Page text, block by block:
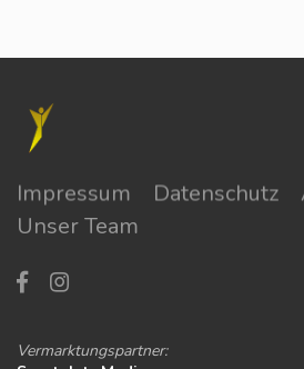
Impressum Datenschutz
Unser Team
Vermarktungspartner: